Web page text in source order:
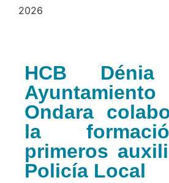
2026
HCB
Ondara
la
primeros
Policía Local